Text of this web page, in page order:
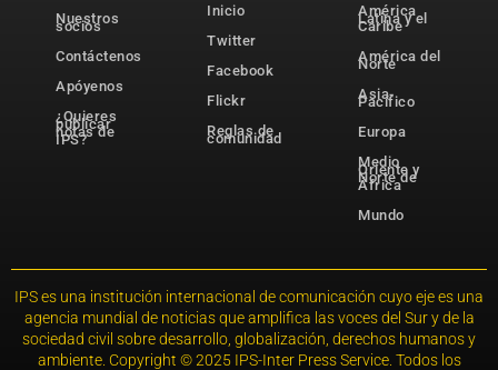
Nuestros
socios
Contáctenos
Apóyenos
¿Quieres
publicar
notas de
IPS?
Inicio
Twitter
Facebook
Flickr
Reglas de
comunidad
América
Latina y el
Caribe
América del
Norte
Asia-
Pacífico
Europa
Medio
Oriente y
Norte de
África
Mundo
IPS es una institución internacional de comunicación cuyo eje es una
agencia mundial de noticias que amplifica las voces del Sur y de la
sociedad civil sobre desarrollo, globalización, derechos humanos y
ambiente. Copyright © 2025 IPS-Inter Press Service. Todos los